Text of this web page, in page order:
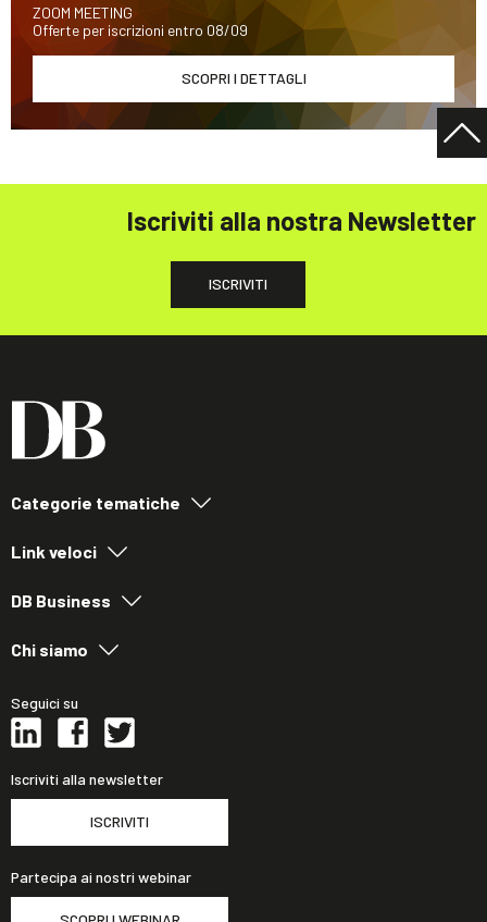
ZOOM MEETING
Offerte per iscrizioni entro 08/09
SCOPRI I DETTAGLI
Iscriviti alla nostra Newsletter
ISCRIVITI
Categorie tematiche
Link veloci
DB Business
Chi siamo
Seguici su
Iscriviti alla newsletter
ISCRIVITI
Partecipa ai nostri webinar